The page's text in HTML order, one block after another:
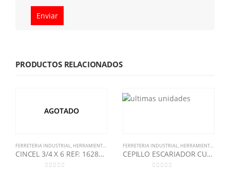
PRODUCTOS RELACIONADOS
AGOTADO
FERRETERIA INDUSTRIAL, HERRAMIENTA MANUAL ,STANLEY
CINCEL 3/4 X 6 REF: 16289 STANLEY
FERRETERIA INDUSTRIAL, HERRAMIENTA MANUAL
CEPILLO ESCARIADOR CURVO 9″ STANLEY